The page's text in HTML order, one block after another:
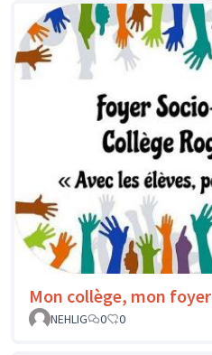
Mon collège, mon foyer
NEHLIG
0 0